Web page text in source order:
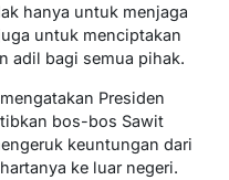
hanya untuk menjaga
untuk menciptakan
adil bagi semua pihak.
Presiden
bos-bos Sawit
keuntungan dari
ke luar negeri.